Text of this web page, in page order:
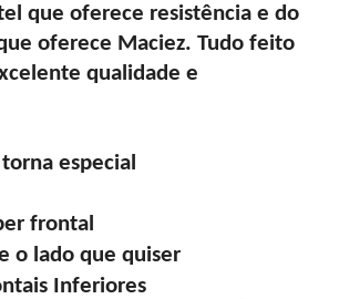
que oferece resistência e do
oferece Maciez. Tudo feito
qualidade e
especial
frontal
o lado que quiser
Inferiores